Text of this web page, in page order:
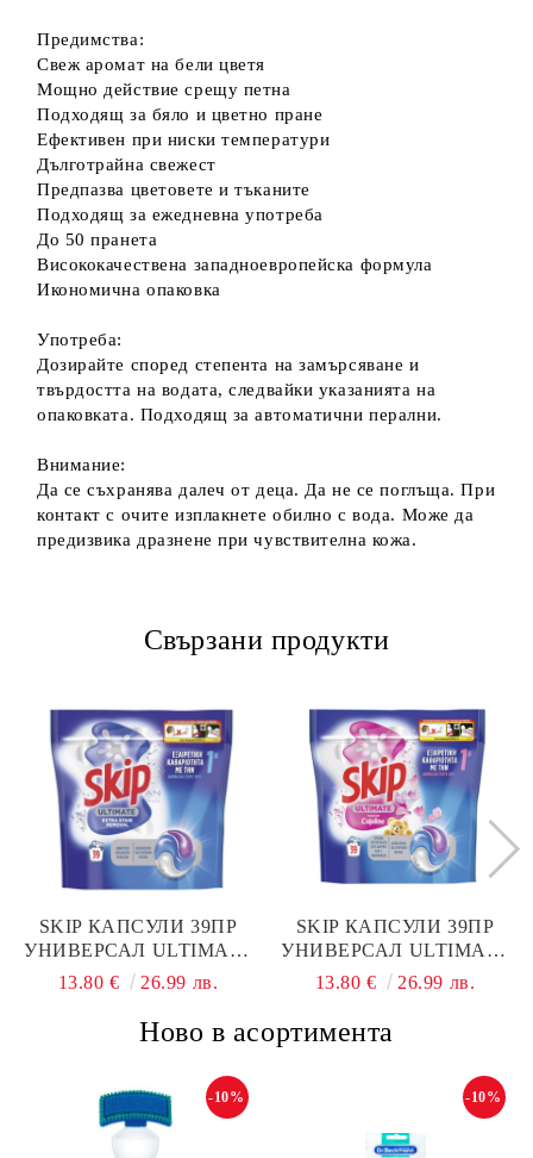
Предимства:
Свеж аромат на бели цветя
Мощно действие срещу петна
Подходящ за бяло и цветно пране
Ефективен при ниски температури
Дълготрайна свежест
Предпазва цветовете и тъканите
Подходящ за ежедневна употреба
До 50 пранета
Висококачествена западноевропейска формула
Икономична опаковка
Употреба:
Дозирайте според степента на замърсяване и
твърдостта на водата, следвайки указанията на
опаковката. Подходящ за автоматични перални.
Внимание:
Да се съхранява далеч от деца. Да не се поглъща. При
контакт с очите изплакнете обилно с вода. Може да
предизвика дразнене при чувствителна кожа.
Свързани продукти
SKIP КАПСУЛИ 39ПР
УНИВЕРСАЛ ULTIMATE
EXTRA STAIN
13.80 € 26.99 лв.
SKIP КАПСУЛИ 39ПР
УНИВЕРСАЛ ULTIMATE
CAJOLINO
13.80 € 26.99 лв.
Ново в асортимента
-10% -10%